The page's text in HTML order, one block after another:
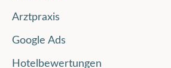
Arztpraxis
Google Ads
Hotelbewertungen